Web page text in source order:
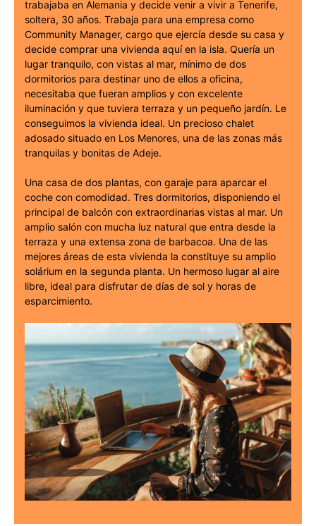
trabajaba en Alemania y decide venir a vivir a Tenerife,
soltera, 30 años. Trabaja para una empresa como
Community Manager, cargo que ejercía desde su casa y
decide comprar una vivienda aquí en la isla. Quería un
lugar tranquilo, con vistas al mar, mínimo de dos
dormitorios para destinar uno de ellos a oficina,
necesitaba que fueran amplios y con excelente
iluminación y que tuviera terraza y un pequeño jardín. Le
conseguimos la vivienda ideal. Un precioso chalet
adosado situado en Los Menores, una de las zonas más
tranquilas y bonitas de Adeje.
Una casa de dos plantas, con garaje para aparcar el
coche con comodidad. Tres dormitorios, disponiendo el
principal de balcón con extraordinarias vistas al mar. Un
amplio salón con mucha luz natural que entra desde la
terraza y una extensa zona de barbacoa. Una de las
mejores áreas de esta vivienda la constituye su amplio
solárium en la segunda planta. Un hermoso lugar al aire
libre, ideal para disfrutar de días de sol y horas de
esparcimiento.